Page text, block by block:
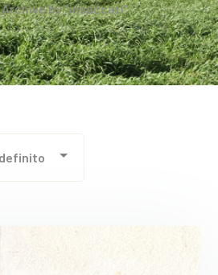
Archive by "insaccati"